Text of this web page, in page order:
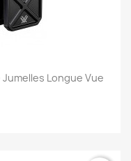
Longue Vue